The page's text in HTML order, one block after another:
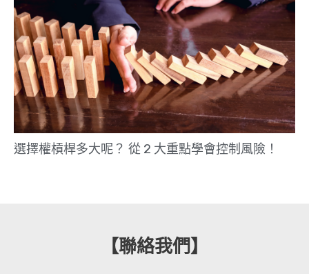
選擇權槓桿多大呢？ 從 2 大重點學會控制風險！
【聯絡我們】